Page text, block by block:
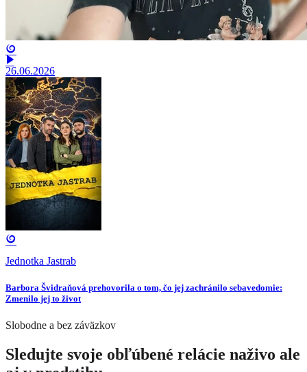
26.06.2026
Jednotka Jastrab
Barbora Švidraňová prehovorila o tom, čo jej zachránilo sebavedomie:
Zmenilo jej to život
Slobodne a bez záväzkov
Sledujte svoje obľúbené relácie naživo ale